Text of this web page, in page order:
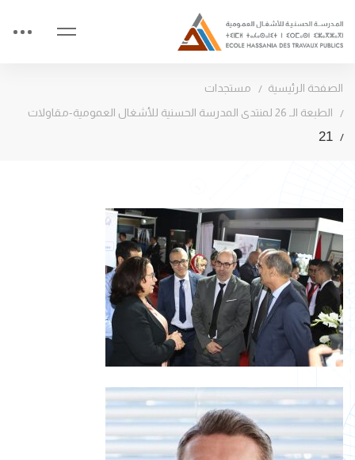
الصفحة الرئيسية
مستجدات
الطبعة الـ 26 لمنتدى المدرسة الحسنية للأشغال العمومية-مقاولات
21